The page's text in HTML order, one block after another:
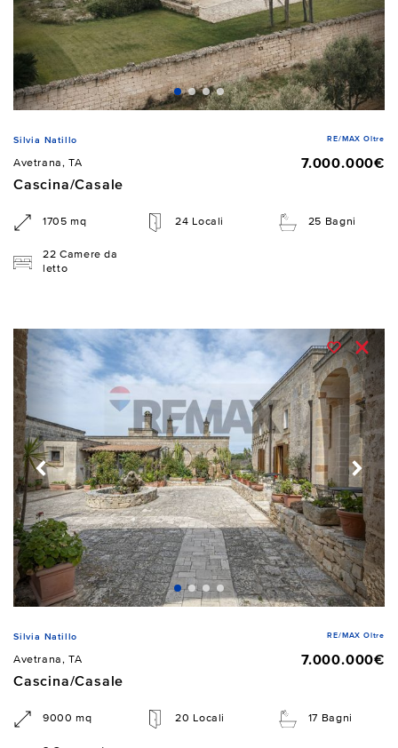
Silvia Natillo RE/MAX Oltre
Avetrana, TA
7.000.000€
Cascina/Casale
1705 mq 24 Locali 25 Bagni
22 Camere da
letto
Silvia Natillo RE/MAX Oltre
Avetrana, TA
7.000.000€
Cascina/Casale
9000 mq 20 Locali 17 Bagni